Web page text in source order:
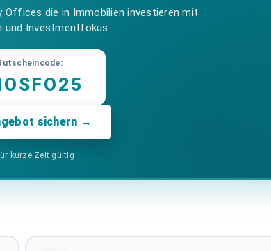
Offices die in Immobilien investieren mit
und Investmentfokus
sichern →
kurze Zeit gültig